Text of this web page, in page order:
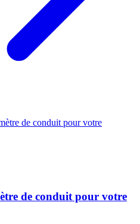
de conduit pour votre